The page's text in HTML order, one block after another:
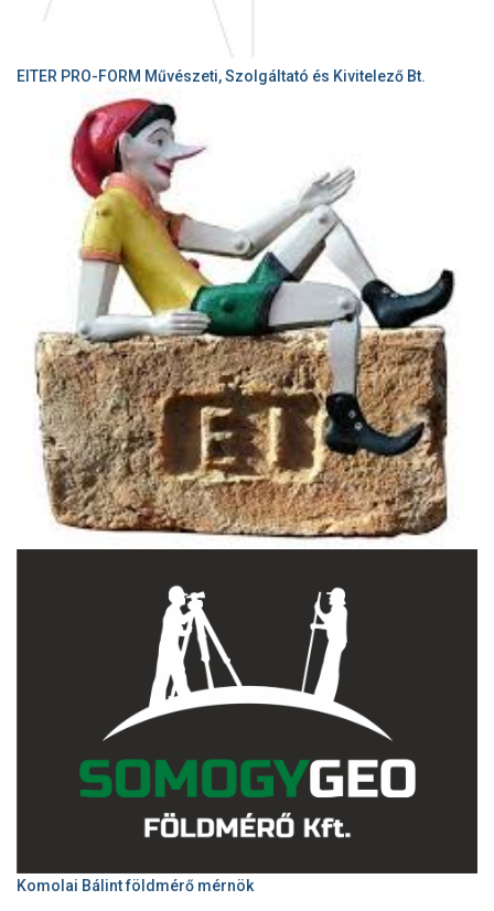
EITER PRO-FORM Művészeti, Szolgáltató és Kivitelező Bt.
Komolai Bálint földmérő mérnök